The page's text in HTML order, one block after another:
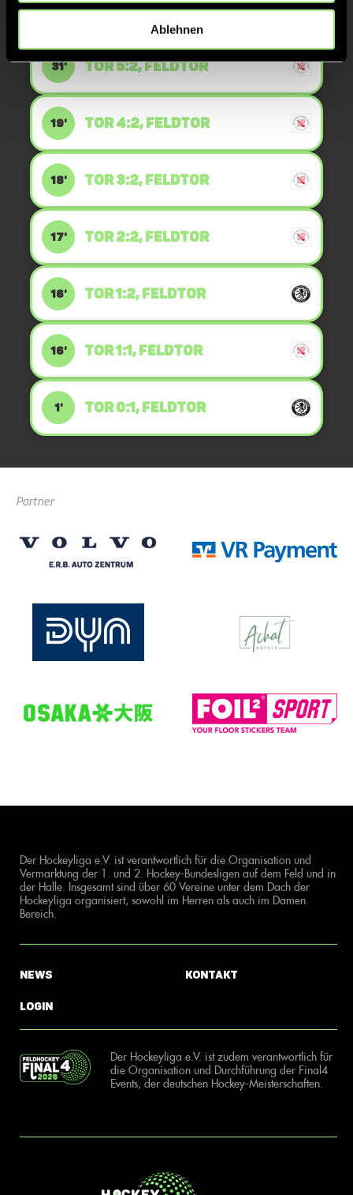
Ablehnen
31' TOR 5:3, FELDTOR
31' TOR 5:2, FELDTOR
19' TOR 4:2, FELDTOR
18' TOR 3:2, FELDTOR
17' TOR 2:2, FELDTOR
16' TOR 1:2, FELDTOR
16' TOR 1:1, FELDTOR
1' TOR 0:1, FELDTOR
Partner
Der Hockeyliga e.V. ist verantwortlich für die Organisation und
Vermarktung der 1. und 2. Hockey-Bundesligen auf dem Feld und in
der Halle. Insgesamt sind über 60 Vereine unter dem Dach der
Hockeyliga organisiert, sowohl im Herren als auch im Damen
Bereich.
News
Login
Kontakt
Der Hockeyliga e.V. ist zudem verantwortlich für
die Organisation und Durchführung der Final4
Events, der deutschen Hockey-Meisterschaften.